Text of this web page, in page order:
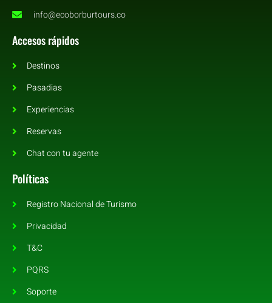
info@ecoborburtours.co
Accesos rápidos
Destinos
Pasadias
Experiencias
Reservas
Chat con tu agente
Políticas
Registro Nacional de Turismo
Privacidad
T&C
PQRS
Soporte